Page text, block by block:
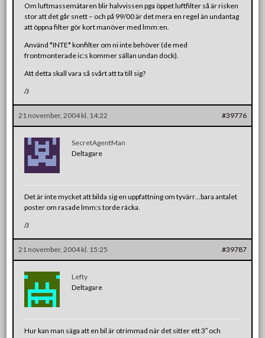
Om luftmassemätaren blir halvvissen pga öppet luftfilter så är risken
stor att det går snett – och på 99/00 är det mera en regel än undantag
att öppna filter gör kort manöver med lmm:en.
Använd *INTE* konfilter om ni inte behöver (de med
frontmonterade ic:s kommer sällan undan dock).
Att detta skall vara så svårt att ta till sig?
/J
21 november, 2004 kl. 14:22 #39776
SecretAgentMan
Deltagare
Det är inte mycket att bilda sig en uppfattning om tyvärr…bara antalet
poster om rasade lmm:s torde räcka.
/J
21 november, 2004 kl. 15:25 #39787
Lefty
Deltagare
Hur kan man säga att en bil är otrimmad när det sitter ett 3″ och